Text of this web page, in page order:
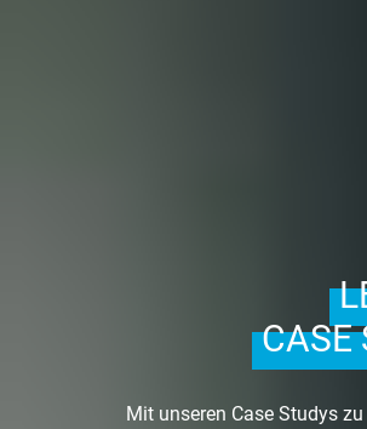
CASE
Mit unseren Case Studys